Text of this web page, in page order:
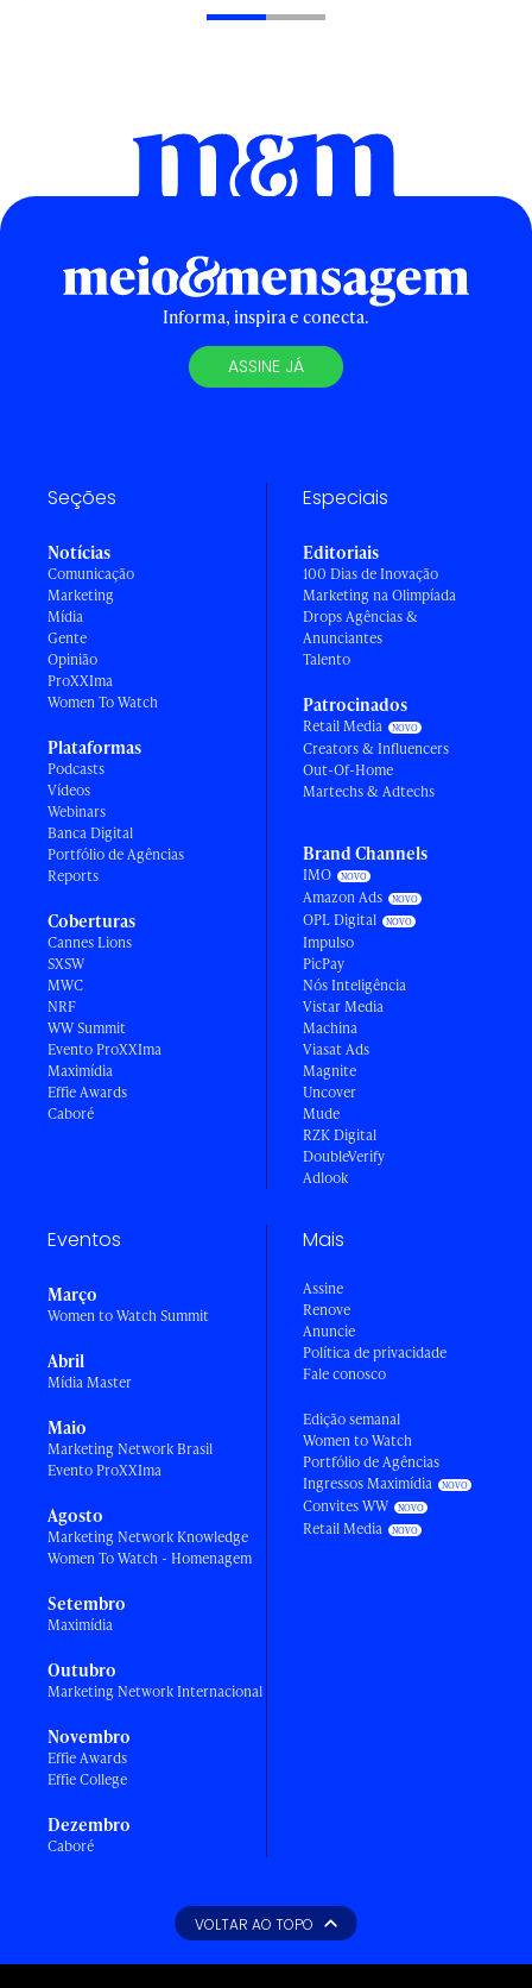
Informa, inspira e conecta.
ASSINE JÁ
Seções
Notícias
Comunicação
Marketing
Mídia
Gente
Opinião
ProXXIma
Women To Watch
Plataformas
Podcasts
Vídeos
Webinars
Banca Digital
Portfólio de Agências
Reports
Coberturas
Cannes Lions
SXSW
MWC
NRF
WW Summit
Evento ProXXIma
Maximídia
Effie Awards
Caboré
Especiais
Editoriais
100 Dias de Inovação
Marketing na Olimpíada
Drops Agências &
Anunciantes
Talento
Patrocinados
Retail Media
Creators & Influencers
Out-Of-Home
Martechs & Adtechs
Brand Channels
IMO
Amazon Ads
OPL Digital
Impulso
PicPay
Nós Inteligência
Vistar Media
Machina
Viasat Ads
Magnite
Uncover
Mude
RZK Digital
DoubleVerify
Adlook
Eventos
Março
Women to Watch Summit
Abril
Mídia Master
Maio
Marketing Network Brasil
Evento ProXXIma
Agosto
Marketing Network Knowledge
Women To Watch - Homenagem
Setembro
Maximídia
Outubro
Marketing Network Internacional
Novembro
Effie Awards
Effie College
Dezembro
Caboré
Mais
Assine
Renove
Anuncie
Política de privacidade
Fale conosco
Edição semanal
Women to Watch
Portfólio de Agências
Ingressos Maximídia
Convites WW
Retail Media
VOLTAR AO TOPO